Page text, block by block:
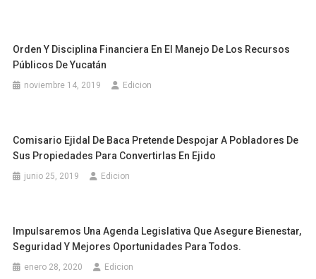
Orden Y Disciplina Financiera En El Manejo De Los Recursos
Públicos De Yucatán
noviembre 14, 2019 Edicion
Comisario Ejidal De Baca Pretende Despojar A Pobladores De
Sus Propiedades Para Convertirlas En Ejido
junio 25, 2019 Edicion
Impulsaremos Una Agenda Legislativa Que Asegure Bienestar,
Seguridad Y Mejores Oportunidades Para Todos.
enero 28, 2020 Edicion